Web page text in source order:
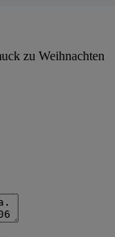
zu Weihnachten